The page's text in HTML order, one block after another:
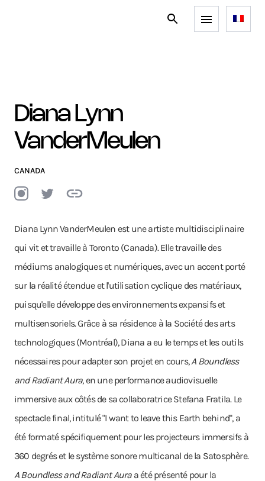
Diana Lynn
VanderMeulen
CANADA
Diana Lynn VanderMeulen est une artiste multidisciplinaire
qui vit et travaille à Toronto (Canada). Elle travaille des
médiums analogiques et numériques, avec un accent porté
sur la réalité étendue et l'utilisation cyclique des matériaux,
puisqu'elle développe des environnements expansifs et
multisensoriels. Grâce à sa résidence à la Société des arts
technologiques (Montréal), Diana a eu le temps et les outils
nécessaires pour adapter son projet en cours,A Boundless
and Radiant Aura, en une performance audiovisuelle
immersive aux côtés de sa collaboratrice Stefana Fratila. Le
spectacle final, intitulé "I want to leave this Earth behind", a
été formaté spécifiquement pour les projecteurs immersifs à
360 degrés et le système sonore multicanal de la Satosphère.
A Boundless and Radiant Auraa été présenté pour la